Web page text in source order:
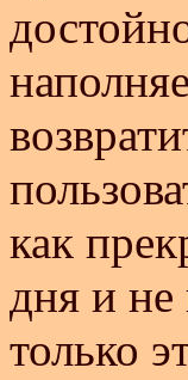
как
дня и не
только